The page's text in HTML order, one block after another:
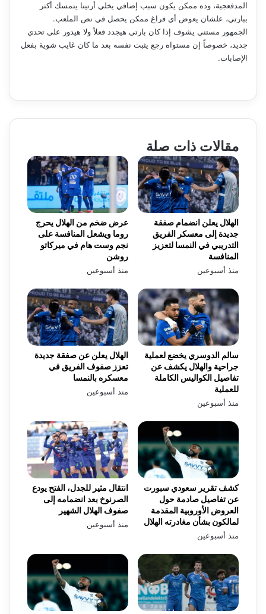
المدفعجية، وده ممكن يكون سبب إضافي يخلي أرتيتا يتمسك أكتر
ببارتي، علشان يعوض أي فراغ ممكن يحصل في نص الملعب.
الجمهور مستني يشوف إذا كان بارتي هيجدد فعلاً ولا هيدور على تحدي
جديد، خصوصاً إن مستواه رجع يثبت نفسه بعد ما كان غايب شوية بفعل
الإصابات.
مقالات ذات صلة
عرض ضخم من الهلال يحرج
روما ويشعل المنافسة على
نجم وست هام في ميركاتو
روشن
منذ أسبوعين
الهلال يعلن انضمام صفقة
جديدة إلى معسكر الفريق
التدريبي في النمسا لتعزيز
المنافسة
منذ أسبوعين
الهلال يعلن عن صفقة جديدة
تعزز صفوف الفريق في
معسكره بالنمسا
منذ أسبوعين
سالم الدوسري يخضع لعملية
جراحية والهلال يكشف عن
تفاصيل الكواليس الكاملة
للعملية
منذ أسبوعين
انتقال مثير للجدل، الفتح يودع
الصرنوخ بعد انضمامه إلى
صفوف الهلال الشهير
منذ أسبوعين
كشف تقرير سعودي سبورت
عن تفاصيل صادمة حول
العروض الأوروبية المقدمة
لمالكون بشأن مغادرته الهلال
منذ أسبوعين